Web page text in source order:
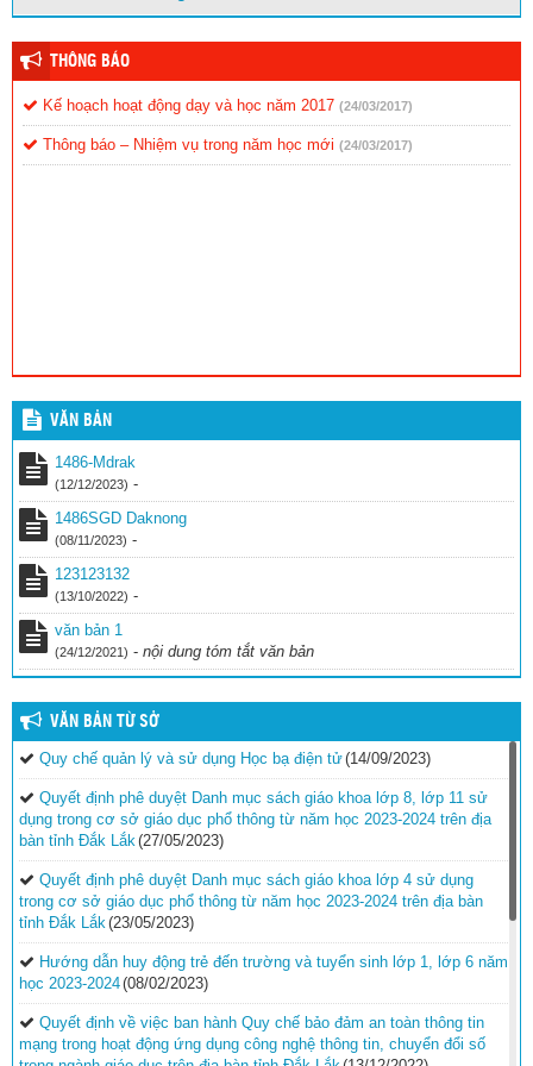
THÔNG BÁO
Kế hoạch hoạt động dạy và học năm 2017 (24/03/2017)
Thông báo – Nhiệm vụ trong năm học mới (24/03/2017)
VĂN BẢN
1486-Mdrak
(12/12/2023) -
1486SGD Daknong
(08/11/2023) -
123123132
(13/10/2022) -
văn bản 1
(24/12/2021) - nội dung tóm tắt văn bản
VĂN BẢN TỪ SỞ
Quy chế quản lý và sử dụng Học bạ điện tử(14/09/2023)
Quyết định phê duyệt Danh mục sách giáo khoa lớp 8, lớp 11 sử
dụng trong cơ sở giáo dục phổ thông từ năm học 2023-2024 trên địa
bàn tỉnh Đắk Lắk (27/05/2023)
Quyết định phê duyệt Danh mục sách giáo khoa lớp 4 sử dụng
trong cơ sở giáo dục phổ thông từ năm học 2023-2024 trên địa bàn
tỉnh Đắk Lắk (23/05/2023)
Hướng dẫn huy động trẻ đến trường và tuyển sinh lớp 1, lớp 6 năm
học 2023-2024(08/02/2023)
Quyết định về việc ban hành Quy chế bảo đảm an toàn thông tin
mạng trong hoạt động ứng dụng công nghệ thông tin, chuyển đổi số